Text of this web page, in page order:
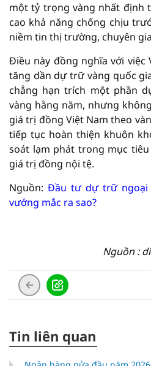
một tỷ trọng vàng nhất định
cao khả năng chống chịu
niềm tin thị trường, chuyên
Điều này đồng nghĩa với việc
tăng dần dự trữ vàng quốc
chẳng hạn trích một phần
vàng hằng năm, nhưng
giá trị đồng Việt Nam theo
tiếp tục hoàn thiện khuôn
soát lạm phát trong mục
giá trị đồng nội tệ.
Nguồn: Đầu tư dự trữ ngoại
vướng mắc ra sao?
Nguồn :
Tin liên quan